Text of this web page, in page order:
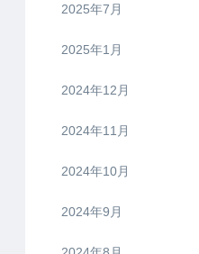
2025年7月
2025年1月
2024年12月
2024年11月
2024年10月
2024年9月